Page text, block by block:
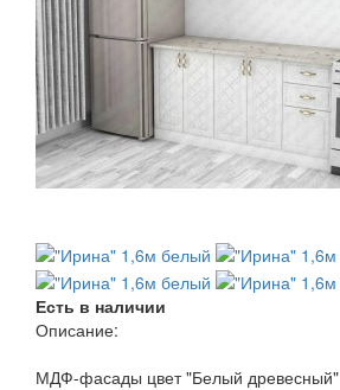
Есть в наличии
Описание:
МДФ-фасады цвет "Белый древесный"